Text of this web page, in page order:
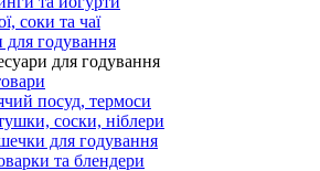
соки та чаї
для годування
для годування
посуд, термоси
соски, ніблери
для годування
та блендери